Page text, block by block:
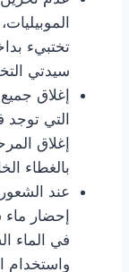
تختبيء
سيدتي
إغلاق
التي توجد
إغلاق
بالغطاء
عند
إحضار
في الماء
واستخدام